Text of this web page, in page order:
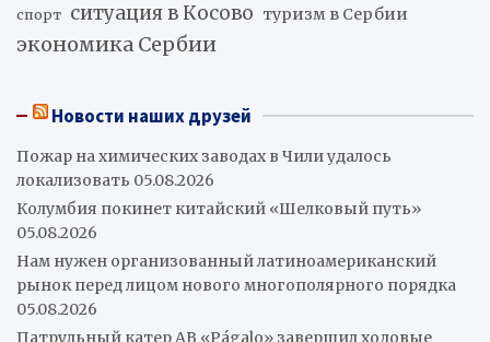
спорт ситуация в Косово туризм в Сербии
экономика Сербии
Новости наших друзей
Пожар на химических заводах в Чили удалось
локализовать 05.08.2026
Колумбия покинет китайский «Шелковый путь»
05.08.2026
Нам нужен организованный латиноамериканский
рынок перед лицом нового многополярного порядка
05.08.2026
Патрульный катер AB «Págalo» завершил ходовые